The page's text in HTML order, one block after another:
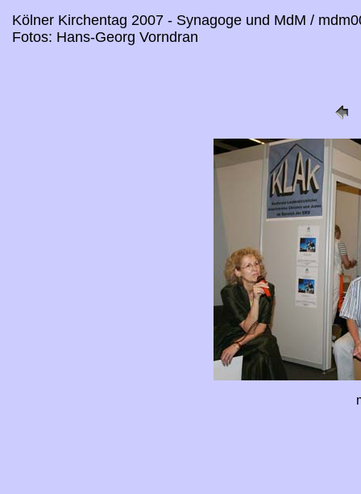
Kölner Kirchentag 2007 - Synagoge und MdM /
Fotos: Hans-Georg Vorndran